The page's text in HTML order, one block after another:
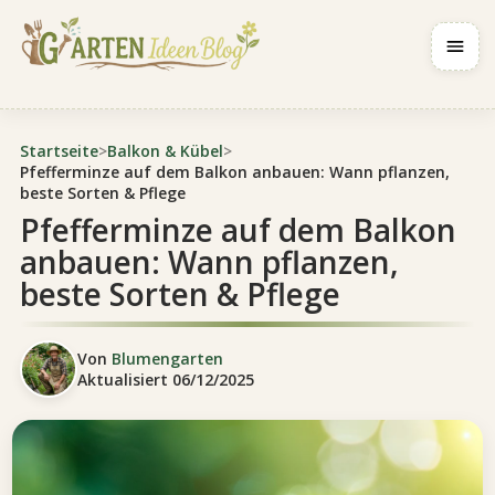
Startseite>Balkon & Kübel>
Pfefferminze auf dem Balkon anbauen: Wann pflanzen,
beste Sorten & Pflege
Pfefferminze auf dem Balkon
anbauen: Wann pflanzen,
beste Sorten & Pflege
Von Blumengarten
Aktualisiert 06/12/2025